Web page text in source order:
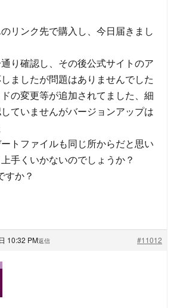
リンク先で購入し、今日届きまし
り確認し、その後公式サイトのア
ましたが問題はありませんでした
の変更等が追加されてました、細
ていませんがバージョンアップは
トファイルも同じ所からだと思い
手くいかないのでしょうか？
すか？
10:32 PM #11012
返信